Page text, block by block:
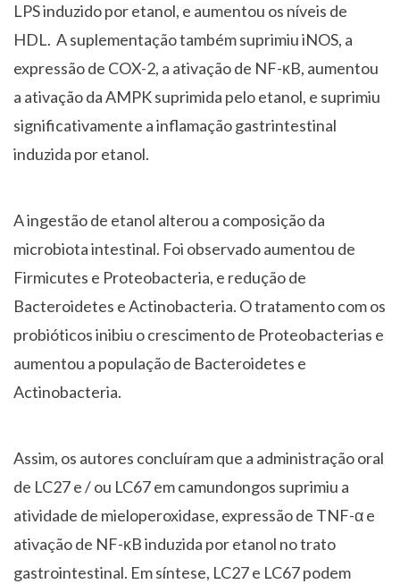
LPS induzido por etanol, e aumentou os níveis de
HDL. A suplementação também suprimiu iNOS, a
expressão de COX-2, a ativação de NF-κB, aumentou
a ativação da AMPK suprimida pelo etanol, e suprimiu
significativamente a inflamação gastrintestinal
induzida por etanol.
A ingestão de etanol alterou a composição da
microbiota intestinal. Foi observado aumentou de
Firmicutes e Proteobacteria, e redução de
Bacteroidetes e Actinobacteria. O tratamento com os
probióticos inibiu o crescimento de Proteobacterias e
aumentou a população de Bacteroidetes e
Actinobacteria.
Assim, os autores concluíram que a administração oral
de LC27 e / ou LC67 em camundongos suprimiu a
atividade de mieloperoxidase, expressão de TNF-α e
ativação de NF-κB induzida por etanol no trato
gastrointestinal. Em síntese, LC27 e LC67 podem